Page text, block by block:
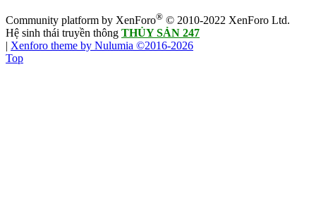
Community platform by XenForo® © 2010-2022 XenForo Ltd.
Hệ sinh thái truyền thông THỦY SẢN 247
| Xenforo theme by Nulumia ©2016-2026
Top